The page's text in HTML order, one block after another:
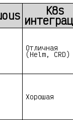
K8s
Отличная
(Helm, CRD)
Хорошая